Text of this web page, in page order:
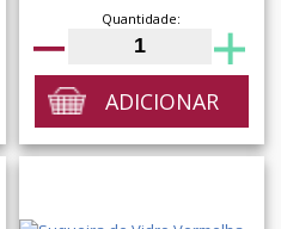
Quantidade:
ADICIONAR